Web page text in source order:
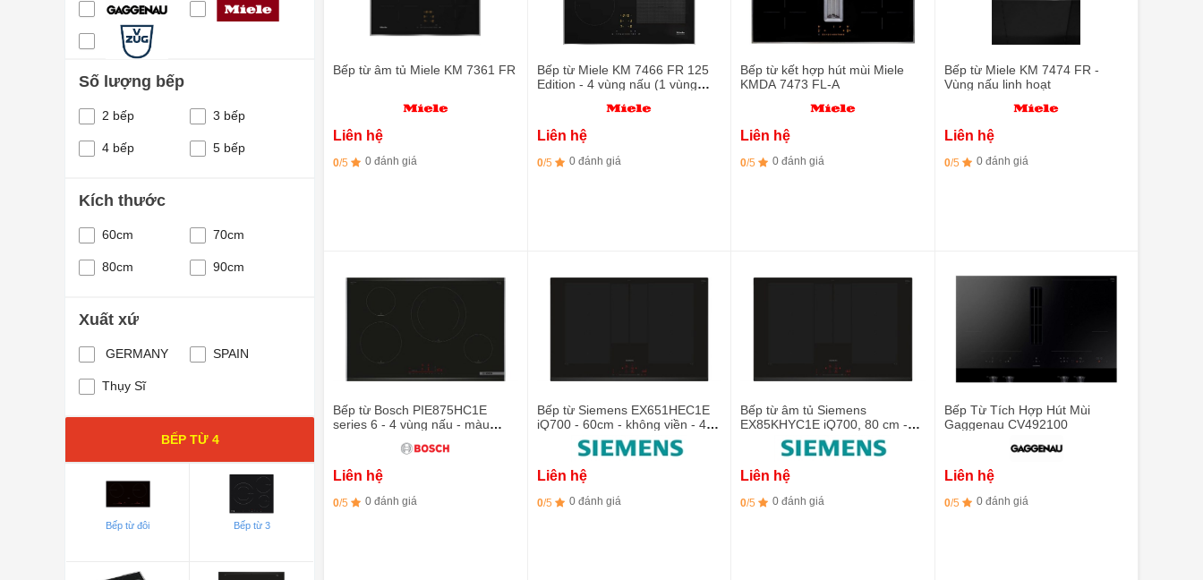
Số lượng bếp
2 bếp 3 bếp
4 bếp 5 bếp
Kích thước
60cm 70cm
80cm 90cm
Xuất xứ
GERMANY SPAIN
Thụy Sĩ
BẾP TỪ 4
Bếp từ đôi Bếp từ 3
Bếp từ âm tủ Miele KM 7361 FR
Liên hệ
0/5 0 đánh giá
Bếp từ Miele KM 7466 FR 125
Edition - 4 vùng nấu (1 vùng
Liên hệ
0/5 0 đánh giá
Bếp từ kết hợp hút mùi Miele
KMDA 7473 FL-A
Liên hệ
0/5 0 đánh giá
Bếp từ Miele KM 7474 FR -
Vùng nấu linh hoạt
Liên hệ
0/5 0 đánh giá
Bếp từ Bosch PIE875HC1E
series 6 - 4 vùng nấu - màu
Liên hệ
0/5 0 đánh giá
Bếp từ Siemens EX651HEC1E
iQ700 - 60cm - không viền - 4
vùng nấu (1 vùng Vario)
Liên hệ
0/5 0 đánh giá
Bếp từ âm tủ Siemens
EX85KHYC1E iQ700, 80 cm -
không viền - 4 vùng nấu (2 vùng
Liên hệ
0/5 0 đánh giá
Bếp Từ Tích Hợp Hút Mùi
Gaggenau CV492100
Liên hệ
0/5 0 đánh giá